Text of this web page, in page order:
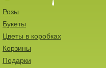
Розы
Букеты
Цветы в коробках
Корзины
Подарки